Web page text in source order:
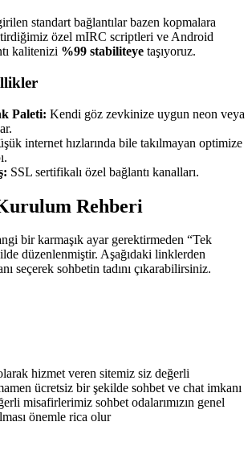
standart bağlantılar bazen kopmalara
özel mIRC scriptleri ve Android
kalitenizi %99 stabiliteye taşıyoruz.
Paleti: Kendi göz zevkinize uygun neon veya
internet hızlarında bile takılmayan optimize
SSL sertifikalı özel bağlantı kanalları.
Rehberi
bir karmaşık ayar gerektirmeden “Tek
düzenlenmiştir. Aşağıdaki linklerden
seçerek sohbetin tadını çıkarabilirsiniz.
hizmet veren sitemiz siz değerli
ücretsiz bir şekilde sohbet ve chat imkanı
misafirlerimiz sohbet odalarımızın genel
önemle rica olur